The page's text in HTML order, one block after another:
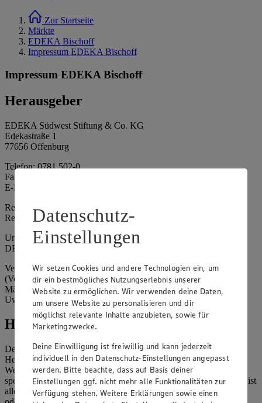
Zur Startseite
Märkte
EDEKA Bischoff
Impressum EDEKA Bischoff
Impressum EDEKA Bischoff
Herausgeber
EDEKA Südwest Stiftung & Co. KG
Edekastraße 1
77656 Offenburg
Telefon: 0781 502-0
Fax: 0781 502-6180
E-Mail: kundenservice@edeka-suedwest.de
Registergericht: Amtsgericht Freiburg i.B.
Registernummer: HRA 707629
Umsatzsteuer-Identifikationsnummer gem. § 27a UStG:
DE815916131
Vertretungsberechtigte: Rainer Huber (Sprecher)
(Vorstandsmitglied), Klaus Fickert (Vorstandsmitglied), Jürgen
Mäder (Vorstandsmitglied), Patrick Mogck (Vorstandsmitglied),
Uwe Kohler
Hinweise
Der Inhalt dieser Website ist urheberrechtlich geschützt. Der
Herausgeber gewährt Ihnen jedoch das Recht, den auf dieser
Website bereitgestellten Text ganz oder ausschnittsweise zu
speichern und zu vervielfältigen. Aus Gründen des Urheberrechts ist
allerdings die Speicherung und Vervielfältigung von Bildmaterial
Datenschutz-
Einstellungen
Wir setzen Cookies und andere Technologien ein, um
dir ein bestmögliches Nutzungserlebnis unserer
Website zu ermöglichen. Wir verwenden deine Daten,
um unsere Website zu personalisieren und dir
möglichst relevante Inhalte anzubieten, sowie für
Marketingzwecke.
Deine Einwilligung ist freiwillig und kann jederzeit
individuell in den Datenschutz-Einstellungen angepasst
werden. Bitte beachte, dass auf Basis deiner
Einstellungen ggf. nicht mehr alle Funktionalitäten zur
Verfügung stehen. Weitere Erklärungen sowie einen